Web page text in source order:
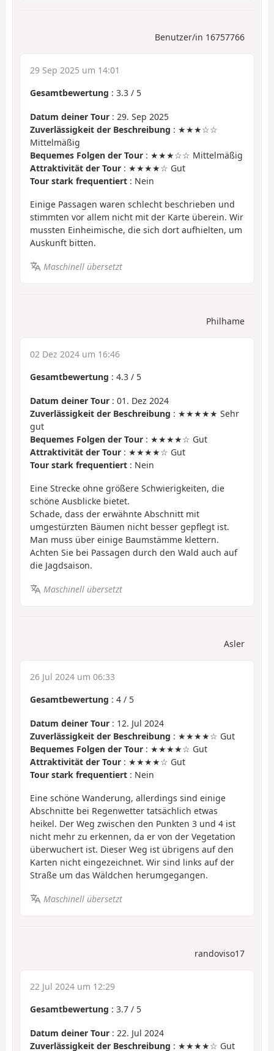
Benutzer/in 16757766
29 Sep 2025 um 14:01
Gesamtbewertung : 3.3 / 5
Datum deiner Tour : 29. Sep 2025
Zuverlässigkeit der Beschreibung : ★★★☆☆
Mittelmäßig
Bequemes Folgen der Tour : ★★★☆☆ Mittelmäßig
Attraktivität der Tour : ★★★★☆ Gut
Tour stark frequentiert : Nein
Einige Passagen waren schlecht beschrieben und
stimmten vor allem nicht mit der Karte überein. Wir
mussten Einheimische, die sich dort aufhielten, um
Auskunft bitten.
Maschinell übersetzt
Philhame
02 Dez 2024 um 16:46
Gesamtbewertung : 4.3 / 5
Datum deiner Tour : 01. Dez 2024
Zuverlässigkeit der Beschreibung : ★★★★★ Sehr
gut
Bequemes Folgen der Tour : ★★★★☆ Gut
Attraktivität der Tour : ★★★★☆ Gut
Tour stark frequentiert : Nein
Eine Strecke ohne größere Schwierigkeiten, die
schöne Ausblicke bietet.
Schade, dass der erwähnte Abschnitt mit
umgestürzten Bäumen nicht besser gepflegt ist.
Man muss über einige Baumstämme klettern.
Achten Sie bei Passagen durch den Wald auch auf
die Jagdsaison.
Maschinell übersetzt
Asler
26 Jul 2024 um 06:33
Gesamtbewertung : 4 / 5
Datum deiner Tour : 12. Jul 2024
Zuverlässigkeit der Beschreibung : ★★★★☆ Gut
Bequemes Folgen der Tour : ★★★★☆ Gut
Attraktivität der Tour : ★★★★☆ Gut
Tour stark frequentiert : Nein
Eine schöne Wanderung, allerdings sind einige
Abschnitte bei Regenwetter tatsächlich etwas
heikel. Der Weg zwischen den Punkten 3 und 4 ist
nicht mehr zu erkennen, da er von der Vegetation
überwuchert ist. Dieser Weg ist übrigens auf den
Karten nicht eingezeichnet. Wir sind links auf der
Straße um das Wäldchen herumgegangen.
Maschinell übersetzt
randoviso17
22 Jul 2024 um 12:29
Gesamtbewertung : 3.7 / 5
Datum deiner Tour : 22. Jul 2024
Zuverlässigkeit der Beschreibung : ★★★★☆ Gut